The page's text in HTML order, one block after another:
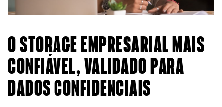
O STORAGE EMPRESARIAL MAIS
CONFIÁVEL, VALIDADO PARA
DADOS CONFIDENCIAIS